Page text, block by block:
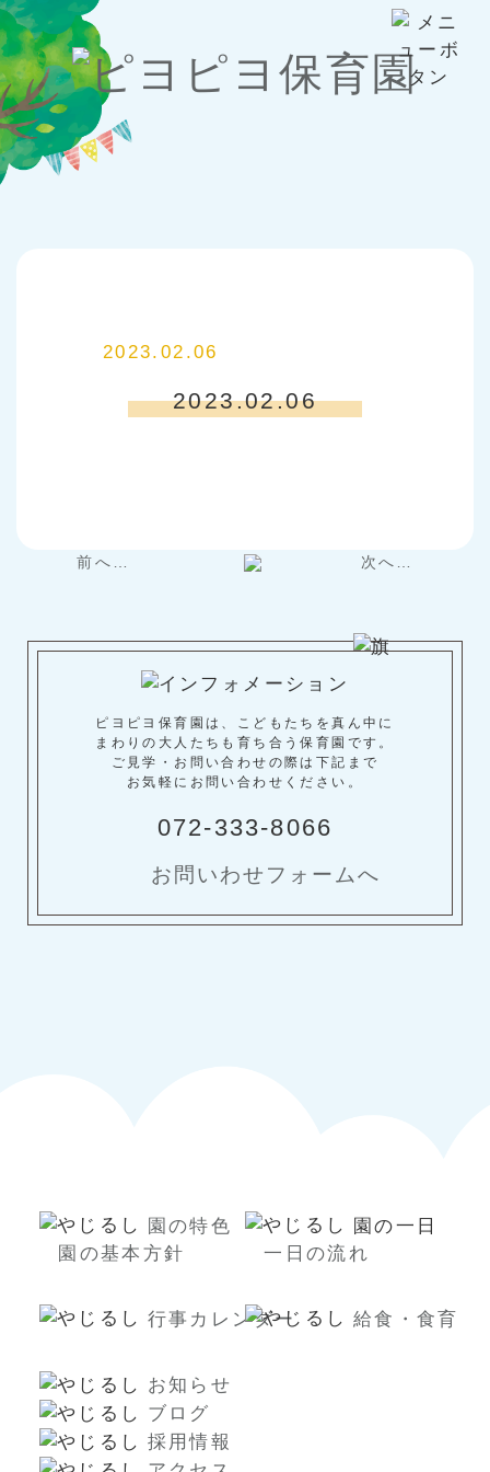
2023.02.06
2023.02.06
前へ… 次へ…
ピヨピヨ保育園は、こどもたちを真ん中に
まわりの大人たちも育ち合う保育園です。
ご見学・お問い合わせの際は下記まで
お気軽にお問い合わせください。
072-333-8066
お問いわせフォームへ
園の特色
園の基本方針
園の一日
一日の流れ
行事カレンダー 給食・食育
お知らせ
ブログ
採用情報